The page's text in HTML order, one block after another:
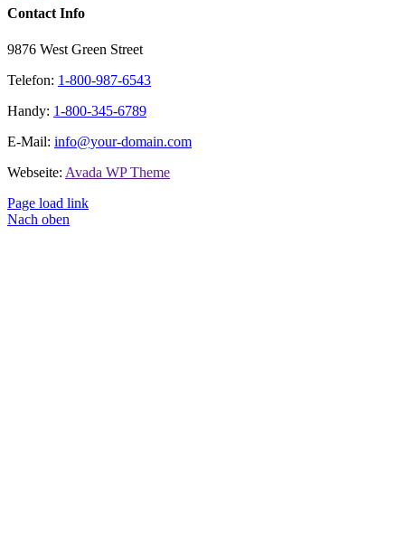
Contact Info
9876 West Green Street
Telefon: 1-800-987-6543
Handy: 1-800-345-6789
E-Mail: info@your-domain.com
Webseite: Avada WP Theme
Page load link
Nach oben